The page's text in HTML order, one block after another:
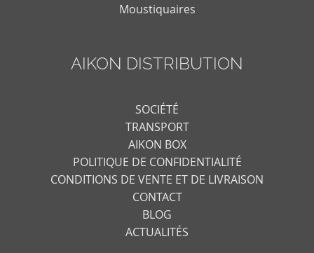
Moustiquaires
AIKON DISTRIBUTION
SOCIÉTÉ
TRANSPORT
AIKON BOX
POLITIQUE DE CONFIDENTIALITÉ
CONDITIONS DE VENTE ET DE LIVRAISON
CONTACT
BLOG
ACTUALITÉS